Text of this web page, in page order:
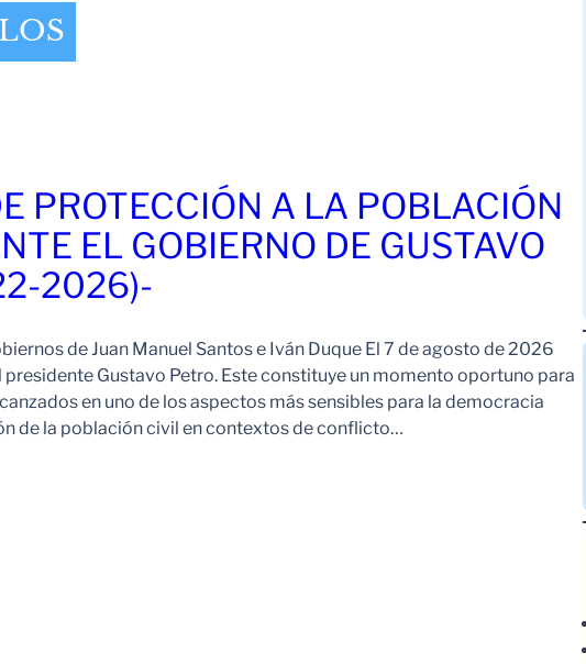
PROTECCIÓN A LA POBLACIÓN
EL GOBIERNO DE GUSTAVO
2026)-
de Juan Manuel Santos e Iván Duque El 7 de agosto de 2026
Gustavo Petro. Este constituye un momento oportuno para
en uno de los aspectos más sensibles para la democracia
de la población civil en contextos de conflicto…